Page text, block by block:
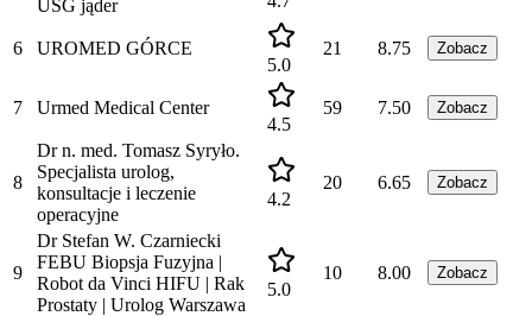
USG jąder
6
UROMED GÓRCE
5.0
21 8.75 Zobacz
7
Urmed Medical Center
4.5
59 7.50 Zobacz
8
Dr n. med. Tomasz Syryło.
Specjalista urolog,
konsultacje i leczenie
operacyjne
4.2
20 6.65 Zobacz
9
Dr Stefan W. Czarniecki
FEBU Biopsja Fuzyjna |
Robot da Vinci HIFU | Rak
Prostaty | Urolog Warszawa
5.0
10 8.00 Zobacz